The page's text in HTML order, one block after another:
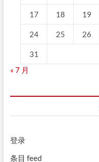
17 18 19
24 25 26
31
« 7 月
登录
条目 feed